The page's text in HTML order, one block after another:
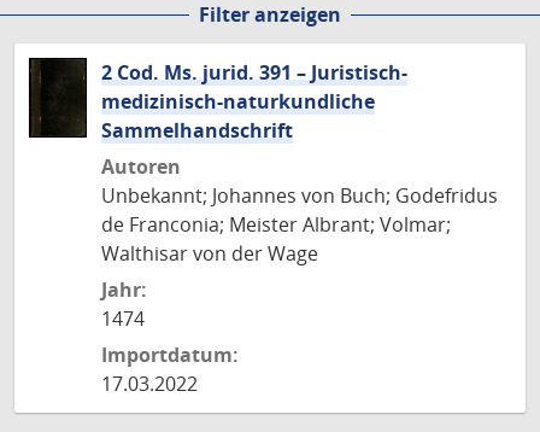
Filter anzeigen
2 Cod. Ms. jurid. 391 – Juristisch-
medizinisch-naturkundliche
Sammelhandschrift
Autoren
Unbekannt; Johannes von Buch; Godefridus
de Franconia; Meister Albrant; Volmar;
Walthisar von der Wage
Jahr:
1474
Importdatum:
17.03.2022